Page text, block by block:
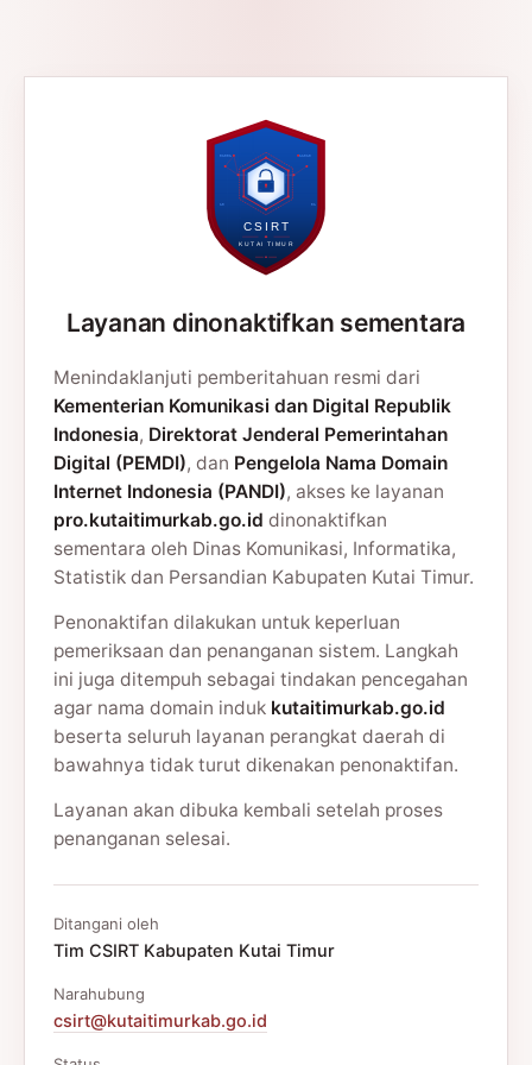
Layanan dinonaktifkan sementara
Menindaklanjuti pemberitahuan resmi dari
Kementerian Komunikasi dan Digital Republik
Indonesia, Direktorat Jenderal Pemerintahan
Digital (PEMDI), dan Pengelola Nama Domain
Internet Indonesia (PANDI), akses ke layanan
pro.kutaitimurkab.go.id dinonaktifkan
sementara oleh Dinas Komunikasi, Informatika,
Statistik dan Persandian Kabupaten Kutai Timur.
Penonaktifan dilakukan untuk keperluan
pemeriksaan dan penanganan sistem. Langkah
ini juga ditempuh sebagai tindakan pencegahan
agar nama domain induk kutaitimurkab.go.id
beserta seluruh layanan perangkat daerah di
bawahnya tidak turut dikenakan penonaktifan.
Layanan akan dibuka kembali setelah proses
penanganan selesai.
Ditangani oleh
Tim CSIRT Kabupaten Kutai Timur
Narahubung
csirt@kutaitimurkab.go.id